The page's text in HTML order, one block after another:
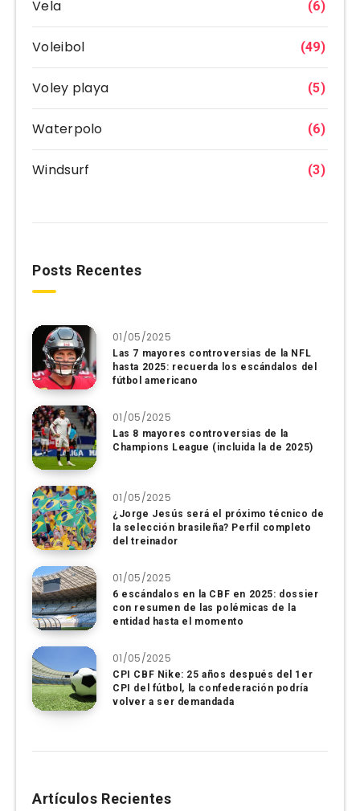
Vela (6)
Voleibol (49)
Voley playa (5)
Waterpolo (6)
Windsurf (3)
Posts Recentes
01/05/2025
Las 7 mayores controversias de la NFL
hasta 2025: recuerda los escándalos del
fútbol americano
01/05/2025
Las 8 mayores controversias de la
Champions League (incluida la de 2025)
01/05/2025
¿Jorge Jesús será el próximo técnico de
la selección brasileña? Perfil completo
del treinador
01/05/2025
6 escándalos en la CBF en 2025: dossier
con resumen de las polémicas de la
entidad hasta el momento
01/05/2025
CPI CBF Nike: 25 años después del 1er
CPI del fútbol, ​​la confederación podría
volver a ser demandada
Artículos Recientes